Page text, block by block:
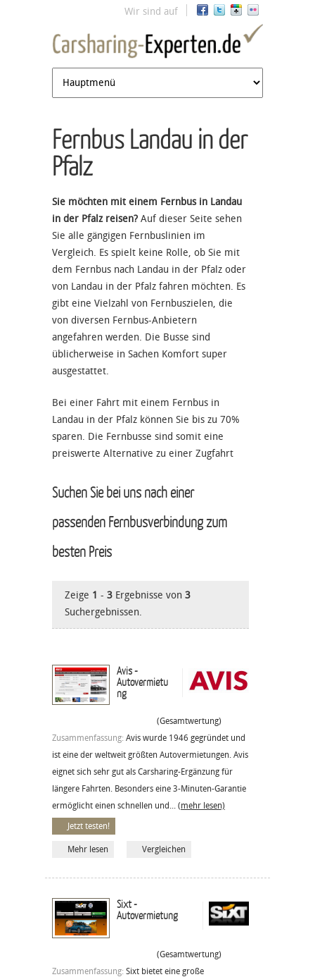
Jump to navigation
Wir sind auf
Fernbus Landau in der
Pfalz
Sie möchten mit einem Fernbus in Landau
in der Pfalz reisen? Auf dieser Seite sehen
Sie alle gängigen Fernbuslinien im
Vergleich. Es spielt keine Rolle, ob Sie mit
dem Fernbus nach Landau in der Pfalz oder
von Landau in der Pfalz fahren möchten. Es
gibt eine Vielzahl von Fernbuszielen, die
von diversen Fernbus-Anbietern
angefahren werden. Die Busse sind
üblicherweise in Sachen Komfort super
ausgestattet.
Bei einer Fahrt mit einem Fernbus in
Landau in der Pfalz können Sie bis zu 70%
sparen. Die Fernbusse sind somit eine
preiswerte Alternative zu einer Zugfahrt
Suchen Sie bei uns nach einer
passenden Fernbusverbindung zum
besten Preis
Zeige 1 - 3 Ergebnisse von 3
Suchergebnissen.
Avis -
Autovermietu
ng
(Gesamtwertung)
Zusammenfassung: Avis wurde 1946 gegründet und
ist eine der weltweit größten Autovermietungen. Avis
eignet sich sehr gut als Carsharing-Ergänzung für
längere Fahrten. Besonders eine 3-Minuten-Garantie
ermöglicht einen schnellen und... (mehr lesen)
Jetzt testen!
Mehr lesen Vergleichen
Sixt -
Autovermietung
(Gesamtwertung)
Zusammenfassung: Sixt bietet eine große